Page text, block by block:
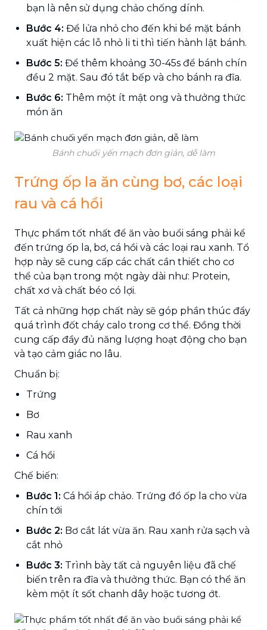
bạn là nên sử dụng chảo chống dính.
Bước 4: Để lửa nhỏ cho đến khi bề mặt bánh
xuất hiện các lỗ nhỏ li ti thì tiến hành lật bánh.
Bước 5: Để thêm khoảng 30-45s để bánh chín
đều 2 mặt. Sau đó tắt bếp và cho bánh ra đĩa.
Bước 6: Thêm một ít mật ong và thưởng thức
món ăn
Bánh chuối yến mạch đơn giản, dễ làm
Trứng ốp la ăn cùng bơ, các loại
rau và cá hồi
Thực phẩm tốt nhất để ăn vào buổi sáng phải kể
đến trứng ốp la, bơ, cá hồi và các loại rau xanh. Tổ
hợp này sẽ cung cấp các chất cần thiết cho cơ
thể của bạn trong một ngày dài như: Protein,
chất xơ và chất béo có lợi.
Tất cả những hợp chất này sẽ góp phần thúc đẩy
quá trình đốt cháy calo trong cơ thể. Đồng thời
cung cấp đầy đủ năng lượng hoạt động cho bạn
và tạo cảm giác no lâu.
Chuẩn bị:
Trứng
Bơ
Rau xanh
Cá hồi
Chế biến:
Bước 1: Cá hồi áp chảo. Trứng đổ ốp la cho vừa
chín tới
Bước 2: Bơ cắt lát vừa ăn. Rau xanh rửa sạch và
cắt nhỏ
Bước 3: Trình bày tất cả nguyên liệu đã chế
biến trên ra đĩa và thưởng thức. Bạn có thể ăn
kèm một ít sốt chanh dây hoặc tương ớt.